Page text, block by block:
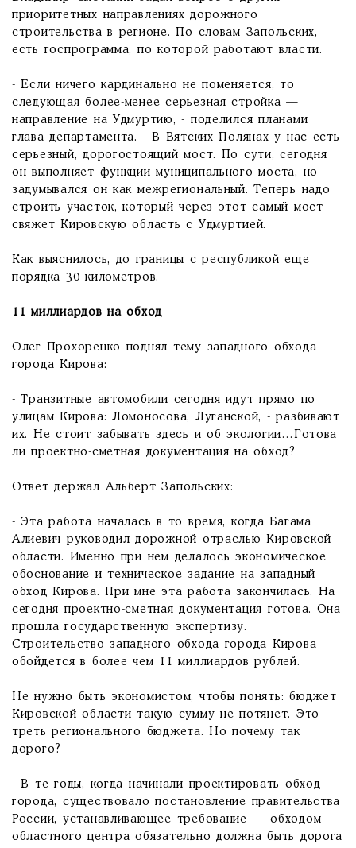
приоритетных направлениях дорожного
строительства в регионе. По словам Запольских,
есть госпрограмма, по которой работают власти.
- Если ничего кардинально не поменяется, то
следующая более-менее серьезная стройка —
направление на Удмуртию, - поделился планами
глава департамента. - В Вятских Полянах у нас есть
серьезный, дорогостоящий мост. По сути, сегодня
он выполняет функции муниципального моста, но
задумывался он как межрегиональный. Теперь надо
строить участок, который через этот самый мост
свяжет Кировскую область с Удмуртией.
Как выяснилось, до границы с республикой еще
порядка 30 километров.
11 миллиардов на обход
Олег Прохоренко поднял тему западного обхода
города Кирова:
- Транзитные автомобили сегодня идут прямо по
улицам Кирова: Ломоносова, Луганской, - разбивают
их. Не стоит забывать здесь и об экологии…Готова
ли проектно-сметная документация на обход?
Ответ держал Альберт Запольских:
- Эта работа началась в то время, когда Багама
Алиевич руководил дорожной отраслью Кировской
области. Именно при нем делалось экономическое
обоснование и техническое задание на западный
обход Кирова. При мне эта работа закончилась. На
сегодня проектно-сметная документация готова. Она
прошла государственную экспертизу.
Строительство западного обхода города Кирова
обойдется в более чем 11 миллиардов рублей.
Не нужно быть экономистом, чтобы понять: бюджет
Кировской области такую сумму не потянет. Это
треть регионального бюджета. Но почему так
дорого?
- В те годы, когда начинали проектировать обход
города, существовало постановление правительства
России, устанавливающее требование — обходом
областного центра обязательно должна быть дорога